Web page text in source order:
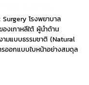
โรงพยาบาล
งเกาหลีใต้ ผู้นำด้าน
ามแบบธรรมชาติ (Natural
ออกแบบใบหน้าอย่างสมดุล